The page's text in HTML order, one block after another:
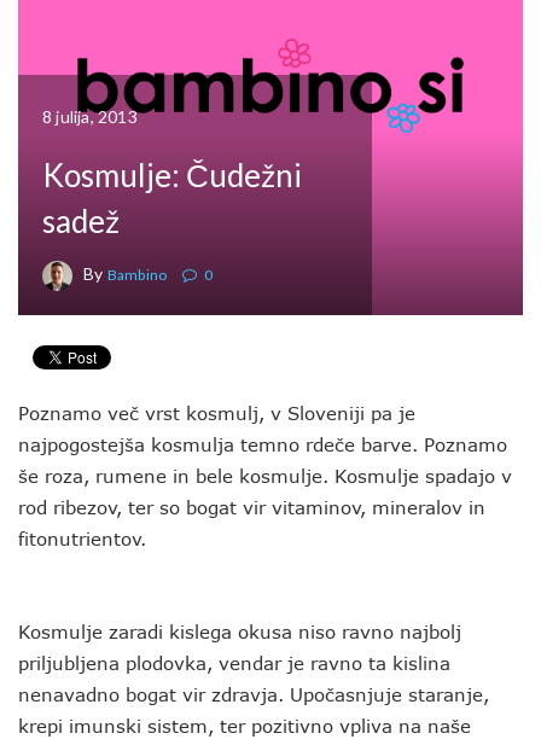
8 julija, 2013
Kosmulje: Čudežni
sadež
By Bambino 0
Poznamo več vrst kosmulj, v Sloveniji pa je
najpogostejša kosmulja temno rdeče barve. Poznamo
še roza, rumene in bele kosmulje. Kosmulje spadajo v
rod ribezov, ter so bogat vir vitaminov, mineralov in
fitonutrientov.
Kosmulje zaradi kislega okusa niso ravno najbolj
priljubljena plodovka, vendar je ravno ta kislina
nenavadno bogat vir zdravja. Upočasnjuje staranje,
krepi imunski sistem, ter pozitivno vpliva na naše